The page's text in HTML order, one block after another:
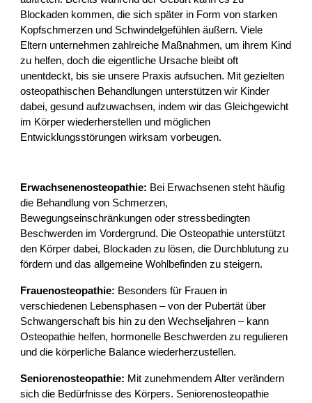
Blockaden kommen, die sich später in Form von starken
Kopfschmerzen und Schwindelgefühlen äußern. Viele
Eltern unternehmen zahlreiche Maßnahmen, um ihrem Kind
zu helfen, doch die eigentliche Ursache bleibt oft
unentdeckt, bis sie unsere Praxis aufsuchen. Mit gezielten
osteopathischen Behandlungen unterstützen wir Kinder
dabei, gesund aufzuwachsen, indem wir das Gleichgewicht
im Körper wiederherstellen und möglichen
Entwicklungsstörungen wirksam vorbeugen.
Erwachsenenosteopathie: Bei Erwachsenen steht häufig
die Behandlung von Schmerzen,
Bewegungseinschränkungen oder stressbedingten
Beschwerden im Vordergrund. Die Osteopathie unterstützt
den Körper dabei, Blockaden zu lösen, die Durchblutung zu
fördern und das allgemeine Wohlbefinden zu steigern.
Frauenosteopathie: Besonders für Frauen in
verschiedenen Lebensphasen – von der Pubertät über
Schwangerschaft bis hin zu den Wechseljahren – kann
Osteopathie helfen, hormonelle Beschwerden zu regulieren
und die körperliche Balance wiederherzustellen.
Seniorenosteopathie: Mit zunehmendem Alter verändern
sich die Bedürfnisse des Körpers. Seniorenosteopathie